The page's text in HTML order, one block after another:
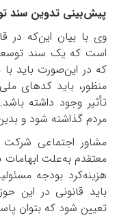
پیش‌بینی تدوین سند
وی با بیان این‌که در
است که یک سند توسعه
که در این‌صورت باید
منظور، باید کدهای
تأثیر وجود داشته
مردم گذاشته شود و
مشاور اجتماعی
معتقدم به‌علت
هزینه‌کرد بودجه
باید قانونی در این
تعیین شود که بتوان